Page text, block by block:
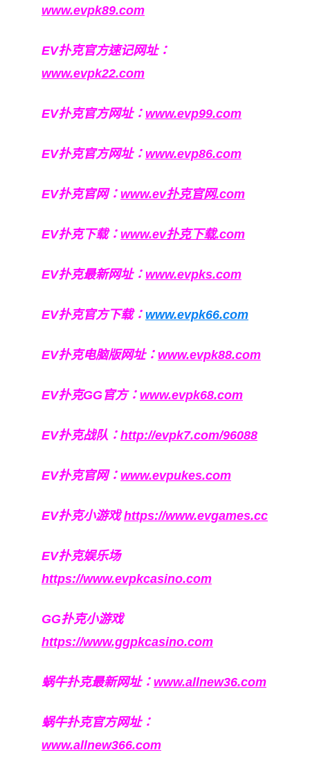
www.evpk89.com
EV扑克官方速记网址：
www.evpk22.com
EV扑克官方网址： www.evp99.com
EV扑克官方网址： www.evp86.com
EV扑克官网： www.ev扑克官网.com
EV扑克下载： www.ev扑克下载.com
EV扑克最新网址： www.evpks.com
EV扑克官方下载： www.evpk66.com
EV扑克电脑版网址： www.evpk88.com
EV扑克GG官方： www.evpk68.com
EV扑克战队： http://evpk7.com/96088
EV扑克官网： www.evpukes.com
EV扑克小游戏https://www.evgames.cc
EV扑克娱乐场
https://www.evpkcasino.com
GG扑克小游戏
https://www.ggpkcasino.com
蜗牛扑克最新网址： www.allnew36.com
蜗牛扑克官方网址：
www.allnew366.com